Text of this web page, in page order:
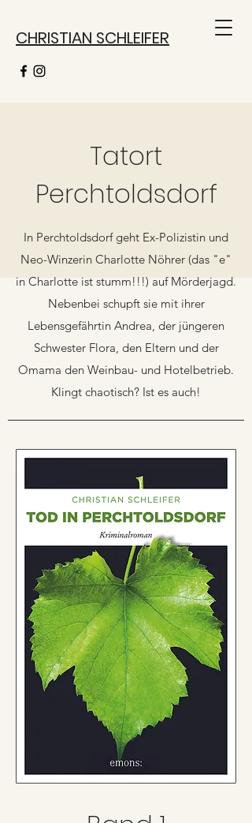
CHRISTIAN SCHLEIFER
Tatort
Perchtoldsdorf
In Perchtoldsdorf geht Ex-Polizistin und
Neo-Winzerin Charlotte Nöhrer (das "e"
in Charlotte ist stumm!!!) auf Mörderjagd.
Nebenbei schupft sie mit ihrer
Lebensgefährtin Andrea, der jüngeren
Schwester Flora, den Eltern und der
Omama den Weinbau- und Hotelbetrieb.
Klingt chaotisch? Ist es auch!